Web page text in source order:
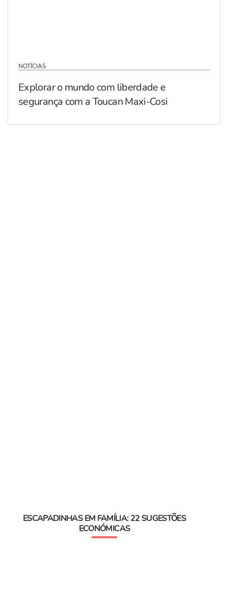
NOTÍCIAS
Explorar o mundo com liberdade e
segurança com a Toucan Maxi-Cosi
ESCAPADINHAS EM FAMÍLIA: 22 SUGESTÕES
ECONÓMICAS